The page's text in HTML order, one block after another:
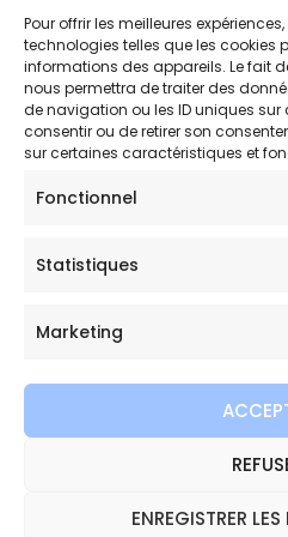
Pour offrir les meilleures
technologies telles que les cookies
informations des appareils. Le fait
nous permettra de traiter des
de navigation ou les ID uniques sur
consentir ou de retirer son
sur certaines caractéristiques et
Fonctionnel
Statistiques
Marketing
ENREGISTRER LES
Conditions générales de
Bijouterie
beautés scintillantes. Une
Copyright ©